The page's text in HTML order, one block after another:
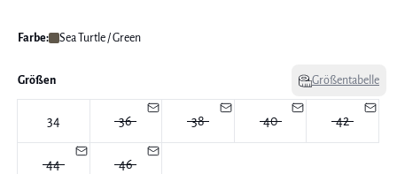
Farbe: Sea Turtle / Green
Größen Größentabelle
34 36 38 40 42
44 46